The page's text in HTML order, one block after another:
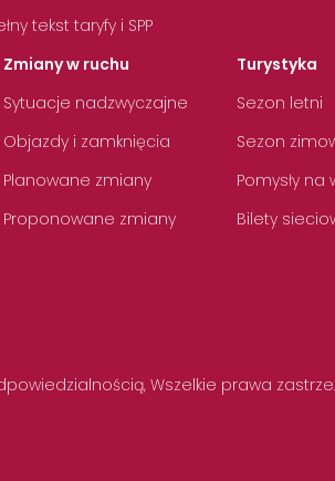
tekst taryfy i SPP
Zmiany w ruchu
Sytuacje nadzwyczajne
Objazdy i zamknięcia
Planowane zmiany
Proponowane zmiany
Turystyka
Sezon letni
Sezon
Pomysły na
Bilety
Wszelkie prawa